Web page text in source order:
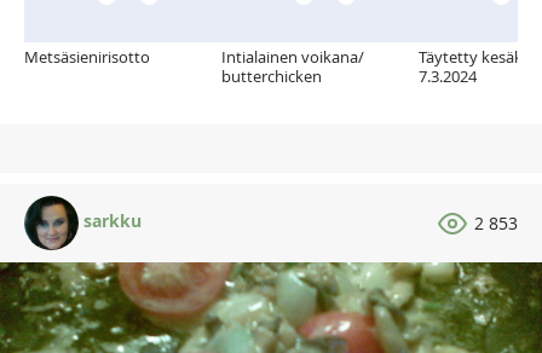
Metsäsienirisotto
Intialainen voikana/
butterchicken
Täytetty
7.3.2024
sarkku 2 853